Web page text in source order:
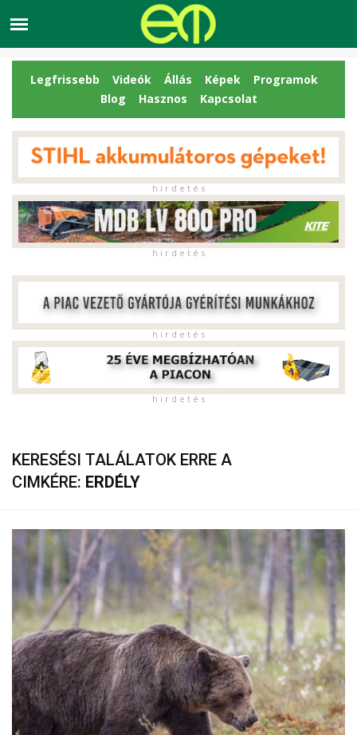
Legfrissebb Videók Állás Képek
Programok
Blog
Hasznos Kapcsolat
h i r d e t é s
h i r d e t é s
h i r d e t é s
h i r d e t é s
KERESÉSI TALÁLATOK ERRE A
CIMKÉRE: ERDÉLY